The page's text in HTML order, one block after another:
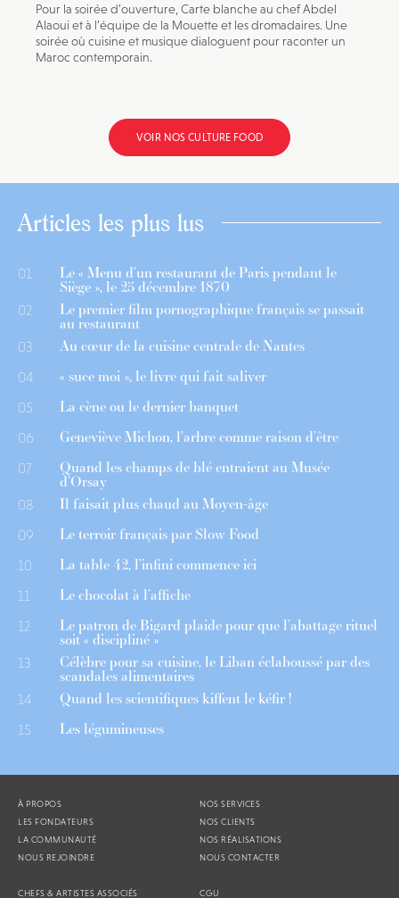
Pour la soirée d’ouverture, Carte blanche au chef Abdel
Alaoui et à l’équipe de la Mouette et les dromadaires. Une
soirée où cuisine et musique dialoguent pour raconter un
Maroc contemporain.
VOIR NOS CULTURE FOOD
Articles les plus lus
01 Le « Menu d’un restaurant de Paris pendant le
Siège », le 25 décembre 1870
02 Le premier film pornographique français se passait
au restaurant
03 Au cœur de la cuisine centrale de Nantes
04 « suce moi », le livre qui fait saliver
05 La cène ou le dernier banquet
06 Geneviève Michon, l’arbre comme raison d’être
07 Quand les champs de blé entraient au Musée
d’Orsay
08 Il faisait plus chaud au Moyen-âge
09 Le terroir français par Slow Food
10 La table 42, l’infini commence ici
11 Le chocolat à l’affiche
12 Le patron de Bigard plaide pour que l’abattage rituel
soit « discipliné »
13 Célèbre pour sa cuisine, le Liban éclaboussé par des
scandales alimentaires
14 Quand les scientifiques kiffent le kéfir !
15 Les légumineuses
À PROPOS
LES FONDATEURS
LA COMMUNAUTÉ
NOUS REJOINDRE
NOS SERVICES
NOS CLIENTS
NOS RÉALISATIONS
NOUS CONTACTER
CHEFS & ARTISTES ASSOCIÉS CGU